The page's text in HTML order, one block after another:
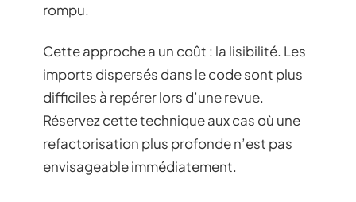
rompu.
Cette approche a un coût : la lisibilité. Les
imports dispersés dans le code sont plus
difficiles à repérer lors d’une revue.
Réservez cette technique aux cas où une
refactorisation plus profonde n’est pas
envisageable immédiatement.